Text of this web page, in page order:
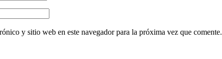
y sitio web en este navegador para la próxima vez que comente.